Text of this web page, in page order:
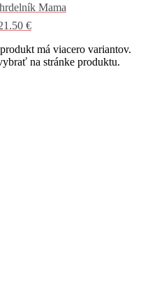
Mama
€
má viacero variantov.
na stránke produktu.